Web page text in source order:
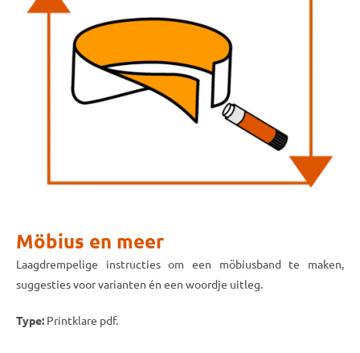
Möbius en meer
Laagdrempelige instructies om een möbiusband te maken,
suggesties voor varianten én een woordje uitleg.
Type: Printklare pdf.